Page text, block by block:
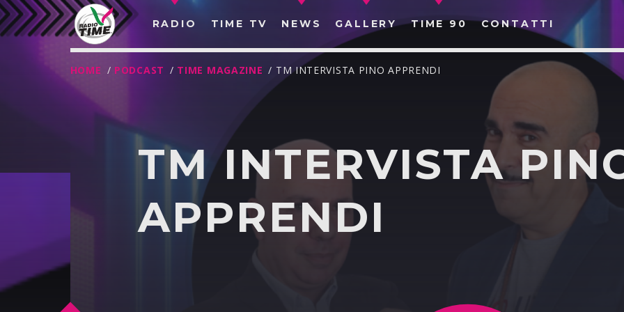
RADIO TIME TV NEWS GALLERY TIME 90 CONTATTI
CERCA NEL SITO WEB:
HOME / PODCAST / TIME MAGAZINE / TM INTERVISTA PINO APPRENDI
TM INTERVISTA
APPRENDI